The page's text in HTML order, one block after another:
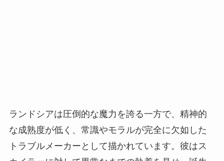
ランドシアは圧倒的な魔力を誇る一方で、精神的
な成熟度が低く、常識やモラルが完全に欠如した
トラブルメーカーとして描かれています。彼はス